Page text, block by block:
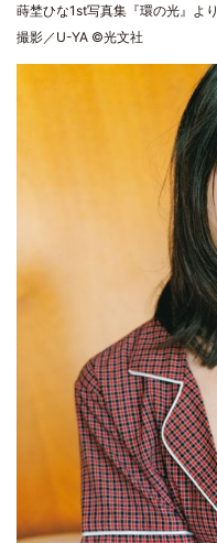
蒔埜ひな1st写真集『環の光』より
撮影／U-YA ©光文社